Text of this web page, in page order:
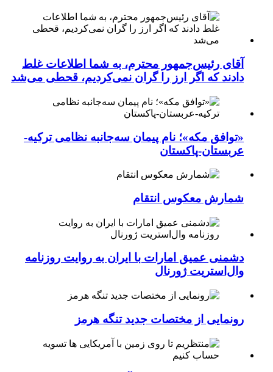
آقای رئیس‌جمهور محترم، به شما اطلاعات غلط
دادند که اگر ارز را گران نمی‌کردیم، قحطی می‌شد
«توافق مکه»؛ نام پیمان سه‌جانبه نظامی ترکیه-
عربستان-پاکستان
شمارش معکوس انتقام
دشمنی عمیق امارات با ایران به روایت روزنامه
وال‌استریت ژورنال
رونمایی از مختصات جدید تنگه هرمز